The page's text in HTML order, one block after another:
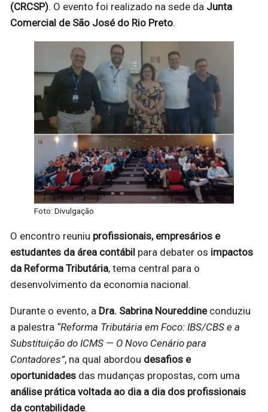
(CRCSP). O evento foi realizado na sede da Junta
Comercial de São José do Rio Preto.
Foto: Divulgação
O encontro reuniu profissionais, empresários e
estudantes da área contábil para debater os impactos
da Reforma Tributária, tema central para o
desenvolvimento da economia nacional.
Durante o evento, a Dra. Sabrina Noureddineconduziu
a palestra “Reforma Tributária em Foco: IBS/CBS e a
Substituição do ICMS — O Novo Cenário para
Contadores”, na qual abordou desafios e
oportunidades das mudanças propostas, com uma
análise prática voltada ao dia a dia dos profissionais
da contabilidade.